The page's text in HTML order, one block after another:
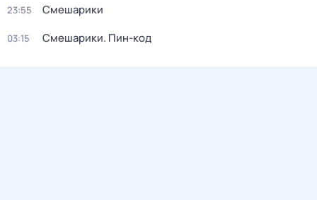
23:55 Смешарики
03:15 Смешарики. Пин-код